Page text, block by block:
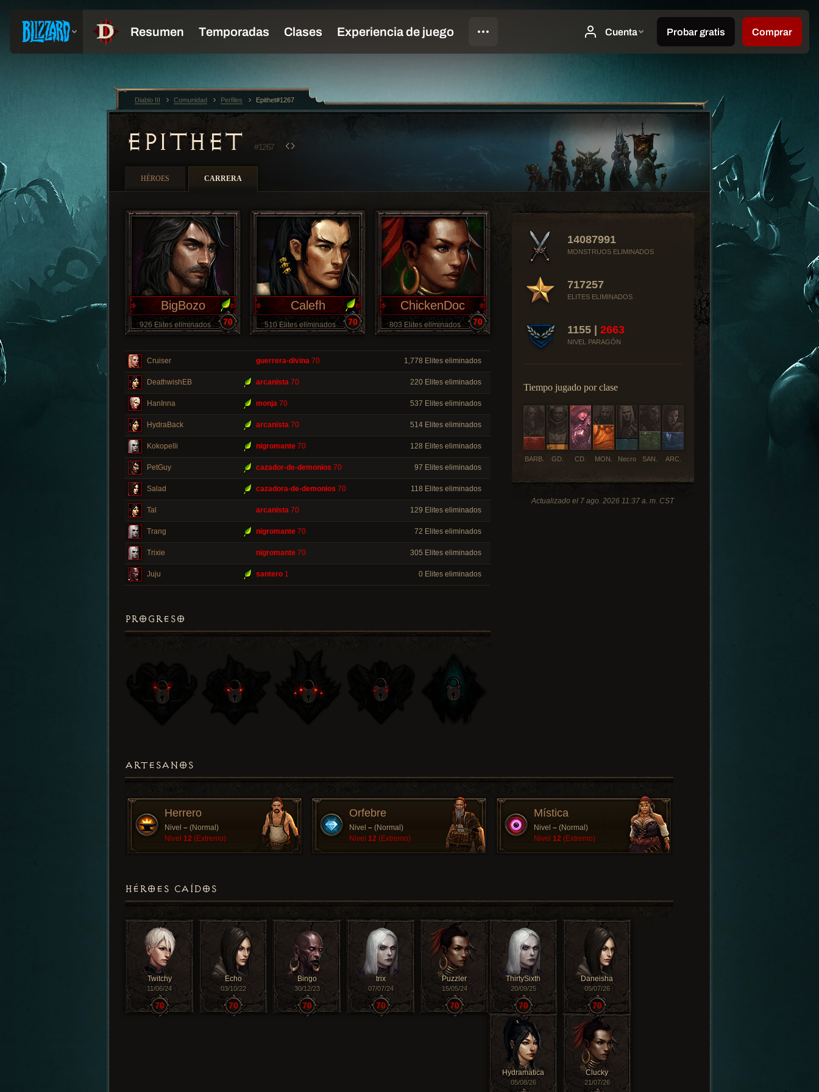
EPITHET #1267
HÉROES CARRERA
14087991
MONSTRUOS ELIMINADOS
717257
ELITES ELIMINADOS
1155 | 2663
NIVEL PARAGÓN
Tiempo jugado por clase
ARC.
BARB. CD.
GD. MON. Necro SAN.
Actualizado el 7 ago. 2026 11:37 a. m. CST
BigBozo
926 Elites eliminados 70
Calefh
510 Elites eliminados 70
ChickenDoc
803 Elites eliminados 70
Cruiser guerrera-divina 70 1,778 Elites eliminados
DeathwishEB arcanista 70 220 Elites eliminados
HanInna monja 70 537 Elites eliminados
HydraBack arcanista 70 514 Elites eliminados
Kokopelli nigromante 70 128 Elites eliminados
PetGuy cazador-de-demonios 70 97 Elites eliminados
Salad cazadora-de-demonios 70 118 Elites eliminados
Tal arcanista 70 129 Elites eliminados
Trang nigromante 70 72 Elites eliminados
Trixie nigromante 70 305 Elites eliminados
Juju santero 1 0 Elites eliminados
PROGRESO
ARTESANOS
Herrero
Nivel – (Normal)
Nivel 12 (Extremo)
Orfebre
Nivel – (Normal)
Nivel 12 (Extremo)
Mística
Nivel – (Normal)
Nivel 12 (Extremo)
HÉROES CAÍDOS
Twitchy
11/06/24
70
Echo
03/10/22
70
Bingo
30/12/23
70
trix
07/07/24
70
Puzzler
15/05/24
70
ThirtySixth
20/09/25
70
Daneisha
05/07/26
70
Hydramatica
05/08/26
Clucky
21/07/26
Diablo III Comunidad Perfiles Epithet#1267